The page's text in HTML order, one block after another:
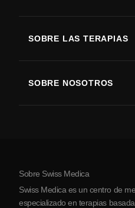
Enfermedad de Parkinson
Artritis
SOBRE LAS TERAPIAS
SOBRE NOSOTROS
Sobre Serbia
Sobre Swiss Medica
Swiss Medica es un centro de
especializado en terapias